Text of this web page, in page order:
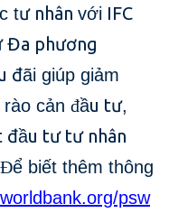
tư nhân với IFC
Đa phương
đãi giúp giảm
cản đầu tư,
đầu tư tư nhân
ể biết thêm thông
psw